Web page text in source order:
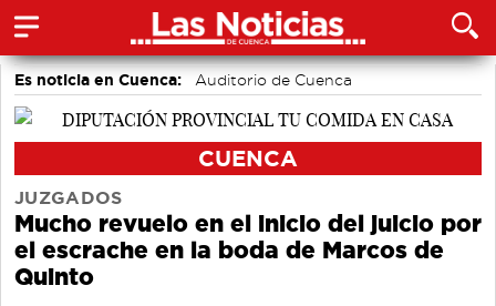
Es noticia en Cuenca: Auditorio de Cuenca
CUENCA
JUZGADOS
Mucho revuelo en el inicio del juicio por
el escrache en la boda de Marcos de
Quinto